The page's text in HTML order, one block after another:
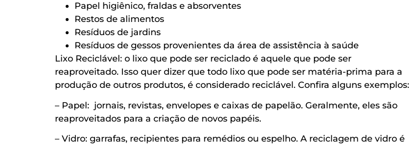
Papel higiênico, fraldas e absorventes
Restos de alimentos
Resíduos de jardins
Resíduos de gessos provenientes da área de assistência à saúde
Lixo Reciclável: o lixo que pode ser reciclado é aquele que pode ser
reaproveitado. Isso quer dizer que todo lixo que pode ser matéria-prima para a
produção de outros produtos, é considerado reciclável. Confira alguns exemplos:
– Papel: jornais, revistas, envelopes e caixas de papelão. Geralmente, eles são
reaproveitados para a criação de novos papéis.
– Vidro: garrafas, recipientes para remédios ou espelho. A reciclagem de vidro é